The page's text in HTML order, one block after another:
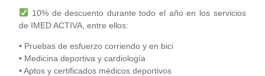
10% de descuento durante todo el año en los servicios
de IMED ACTIVA, entre ellos:
• Pruebas de esfuerzo corriendo y en bici
• Medicina deportiva y cardiología
• Aptos y certificados médicos deportivos